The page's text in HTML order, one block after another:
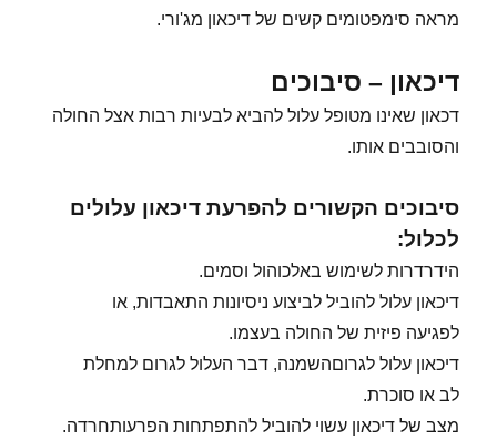
מראה סימפטומים קשים של דיכאון מג'ורי.
דיכאון – סיבוכים
דכאון שאינו מטופל עלול להביא לבעיות רבות אצל החולה
והסובבים אותו.
סיבוכים הקשורים להפרעת דיכאון עלולים
לכלול:
הידרדרות לשימוש באלכוהול וסמים.
דיכאון עלול להוביל לביצוע ניסיונות התאבדות, או
לפגיעה פיזית של החולה בעצמו.
דיכאון עלול לגרוםהשמנה, דבר העלול לגרום למחלת
לב או סוכרת.
מצב של דיכאון עשוי להוביל להתפתחות הפרעותחרדה.